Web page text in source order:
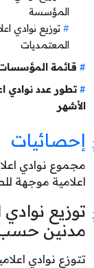
المؤسسة
توزيع نوادي
المعتمديات
قائمة
تطور عدد نوادي
الأشهر
إحصائيات
مجموع نوادي
اعلامية موجهة للطفل
توزيع
مدنين
تتوزع نوادي